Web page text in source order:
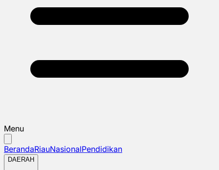
Menu
BerandaRiauNasionalPendidikan
DAERAH